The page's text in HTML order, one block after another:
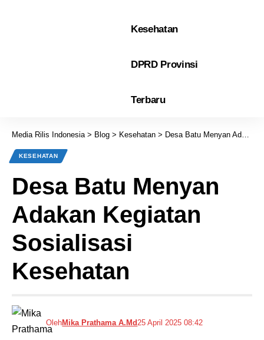
Kesehatan
DPRD Provinsi
Terbaru
Media Rilis Indonesia> Blog > Kesehatan > Desa Batu Menyan Adakan Kegiatan Sosialisasi Kesehatan
KESEHATAN
Desa Batu Menyan
Adakan Kegiatan
Sosialisasi
Kesehatan
OlehMika Prathama A.Md25 April 2025 08:42